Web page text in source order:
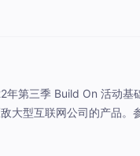
第三季 Build On 活动基
大型互联网公司的产品